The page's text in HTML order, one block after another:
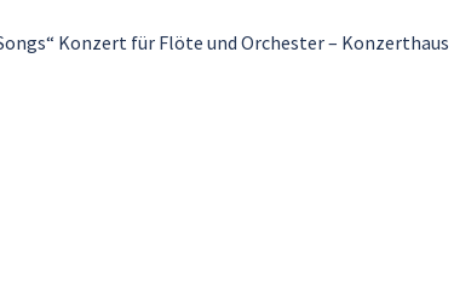
Konzert für Flöte und Orchester – Konzerthaus